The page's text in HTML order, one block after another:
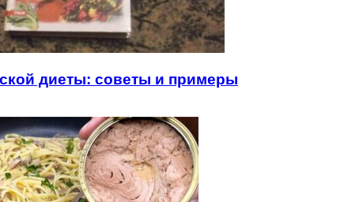
диеты: советы и примеры